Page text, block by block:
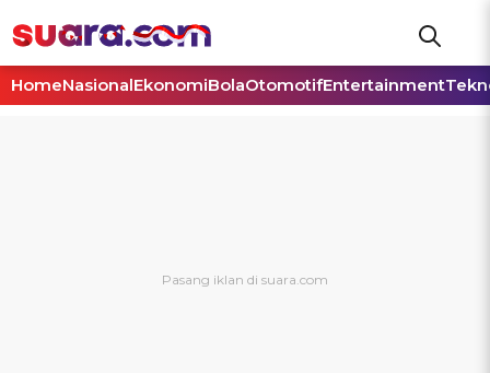
HomeNasionalEkonomiBolaOtomotifEntertainment